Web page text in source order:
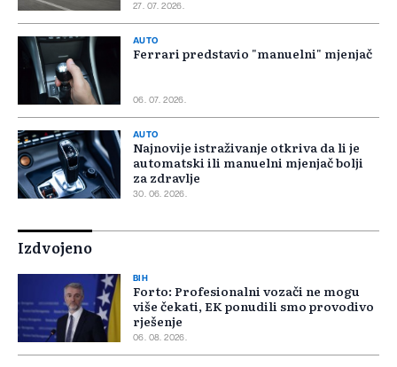
27. 07. 2026.
AUTO
Ferrari predstavio "manuelni" mjenjač
06. 07. 2026.
AUTO
Najnovije istraživanje otkriva da li je
automatski ili manuelni mjenjač bolji
za zdravlje
30. 06. 2026.
Izdvojeno
BIH
Forto: Profesionalni vozači ne mogu
više čekati, EK ponudili smo provodivo
rješenje
06. 08. 2026.